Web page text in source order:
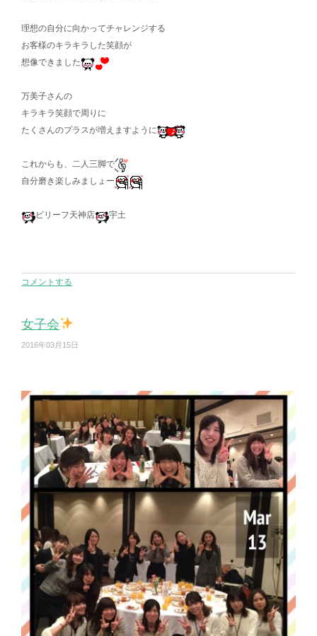
理想の自分に向かってチャレンジする
お客様のキラキラした笑顔が
想像できました
万美子さんの
キラキラ笑顔で周りに
たくさんのプラスが増えますように
これからも、二人三脚で
自分磨き楽しみましょー
ビリーフ天神店 宇土
コメントする
女子会
2016年03月15日